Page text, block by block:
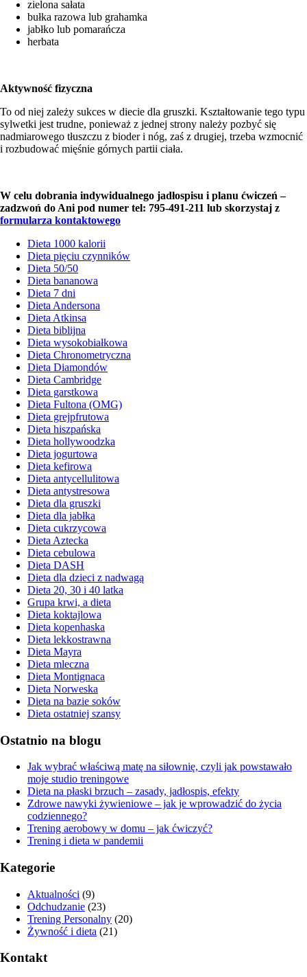
zielona sałata
bułka razowa lub grahamka
jabłko lub pomarańcza
herbata
Aktywność fizyczna
To od niej zależy sukces w diecie dla gruszki. Kształtowanie tego typu
sylwetki jest trudne, ponieważ z jednej strony należy pozbyć się
nadmiarowego tłuszczu z bioder i nóg, zaś z drugiej, trzeba wzmocnić
i rozbudować mięśnie górnych partii ciała.
W celu dobrania indywidualnego jadłospisu i planu ćwiczeń –
zadzwoń do Ani pod numer tel: 795-491-211 lub skorzystaj z
formularza kontaktowego
Dieta 1000 kalorii
Dieta pięciu czynników
Dieta 50/50
Dieta bananowa
Dieta 7 dni
Dieta Andersona
Dieta Atkinsa
Dieta biblijna
Dieta wysokobiałkowa
Dieta Chronometryczna
Dieta Diamondów
Dieta Cambridge
Dieta garstkowa
Dieta Fultona (OMG)
Dieta grejpfrutowa
Dieta hiszpańska
Dieta hollywoodzka
Dieta jogurtowa
Dieta kefirowa
Dieta antycellulitowa
Dieta antystresowa
Dieta dla gruszki
Dieta dla jabłka
Dieta cukrzycowa
Dieta Aztecka
Dieta cebulowa
Dieta DASH
Dieta dla dzieci z nadwagą
Dieta 20, 30 i 40 latka
Grupa krwi, a dieta
Dieta koktajlowa
Dieta kopenhaska
Dieta lekkostrawna
Dieta Mayra
Dieta mleczna
Dieta Montignaca
Dieta Norweska
Dieta na bazie soków
Dieta ostatniej szansy
Ostatnio na blogu
Jak wybrać właściwą matę na siłownię, czyli jak powstawało
moje studio treningowe
Dieta na płaski brzuch – zasady, jadłospis, efekty
Zdrowe nawyki żywieniowe – jak je wprowadzić do życia
codziennego?
Trening aerobowy w domu – jak ćwiczyć?
Trening i dieta w pandemii
Kategorie
Aktualności (9)
Odchudzanie (23)
Trening Personalny (20)
Żywność i dieta (21)
Kontakt